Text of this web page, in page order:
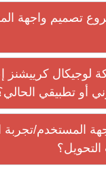
تصميم واجهة
لوجيكال كرييشنز
أو تطبيقي
المستخدم/